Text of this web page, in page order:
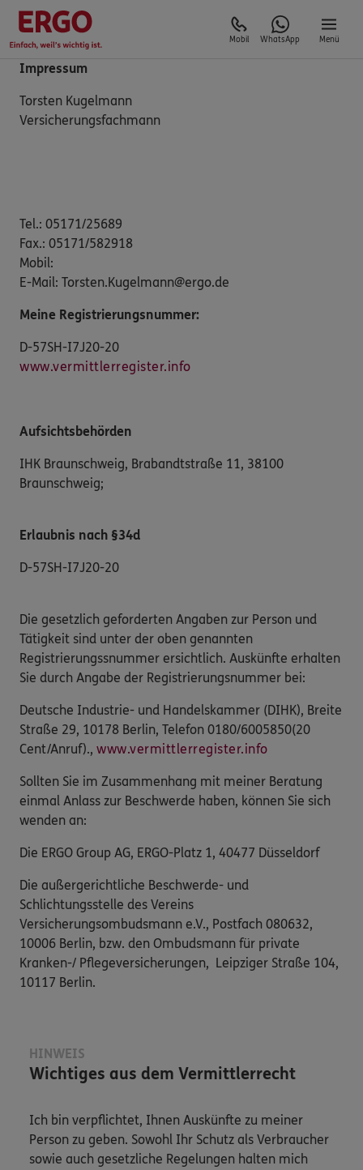
Mobil WhatsApp Menü
Impressum
Torsten Kugelmann
Versicherungsfachmann
Tel.: 05171/25689
Fax.: 05171/582918
Mobil:
E-Mail: Torsten.Kugelmann@ergo.de
Meine Registrierungsnummer:
D-57SH-I7J20-20
www.vermittlerregister.info
Aufsichtsbehörden
IHK Braunschweig, Brabandtstraße 11, 38100
Braunschweig;
Erlaubnis nach §34d
D-57SH-I7J20-20
Die gesetzlich geforderten Angaben zur Person und
Tätigkeit sind unter der oben genannten
Registrierungssnummer ersichtlich. Auskünfte erhalten
Sie durch Angabe der Registrierungsnummer bei:
Deutsche Industrie- und Handelskammer (DIHK), Breite
Straße 29, 10178 Berlin, Telefon 0180/6005850(20
Cent/Anruf)., www.vermittlerregister.info
Sollten Sie im Zusammenhang mit meiner Beratung
einmal Anlass zur Beschwerde haben, können Sie sich
wenden an:
Die ERGO Group AG, ERGO-Platz 1, 40477 Düsseldorf
Die außergerichtliche Beschwerde- und
Schlichtungsstelle des Vereins
Versicherungsombudsmann e.V., Postfach 080632,
10006 Berlin, bzw. den Ombudsmann für private
Kranken-/ Pflegeversicherungen, Leipziger Straße 104,
10117 Berlin.
HINWEIS
Wichtiges aus dem Vermittlerrecht
Ich bin verpflichtet, Ihnen Auskünfte zu meiner
Person zu geben. Sowohl Ihr Schutz als Verbraucher
sowie auch gesetzliche Regelungen halten mich